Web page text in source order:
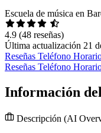
Escuela de música en
4.9 (48 reseñas)
Última actualización 21
Reseñas Teléfono
Reseñas Teléfono
Información
Descripción (AI